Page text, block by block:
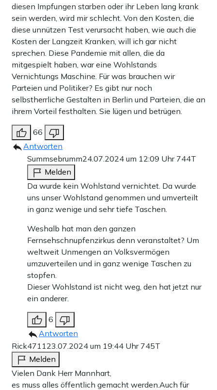
diesen Impfungen starben oder ihr Leben lang krank
sein werden, wird mir schlecht. Von den Kosten, die
diese unnützen Test verursacht haben, wie auch die
Kosten der Langzeit Kranken, will ich gar nicht
sprechen. Diese Pandemie mit allen, die da
mitgespielt haben, war eine Wohlstands
Vernichtungs Maschine. Für was brauchen wir
Parteien und Politiker? Es gibt nur noch
selbstherrliche Gestalten in Berlin und Parteien, die an
ihrem Vorteil festhalten. Sie lügen und betrügen.
66
Antworten
Summsebrumm24.07.2024 um 12:09 Uhr 744T
Melden
Da wurde kein Wohlstand vernichtet. Da wurde
uns unser Wohlstand genommen und umverteilt
in ganz wenige und sehr tiefe Taschen.
Weshalb hat man den ganzen
Fernsehschnupfenzirkus denn veranstaltet? Um
weltweit Unmengen an Volksvermögen
umzuverteilen und in ganz wenige Taschen zu
stopfen.
Dieser Wohlstand ist nicht weg, den hat jetzt nur
ein anderer.
6
Antworten
Rick471123.07.2024 um 19:44 Uhr 745T
Melden
Vielen Dank Herr Mannhart,
es muss alles öffentlich gemacht werden.Auch für